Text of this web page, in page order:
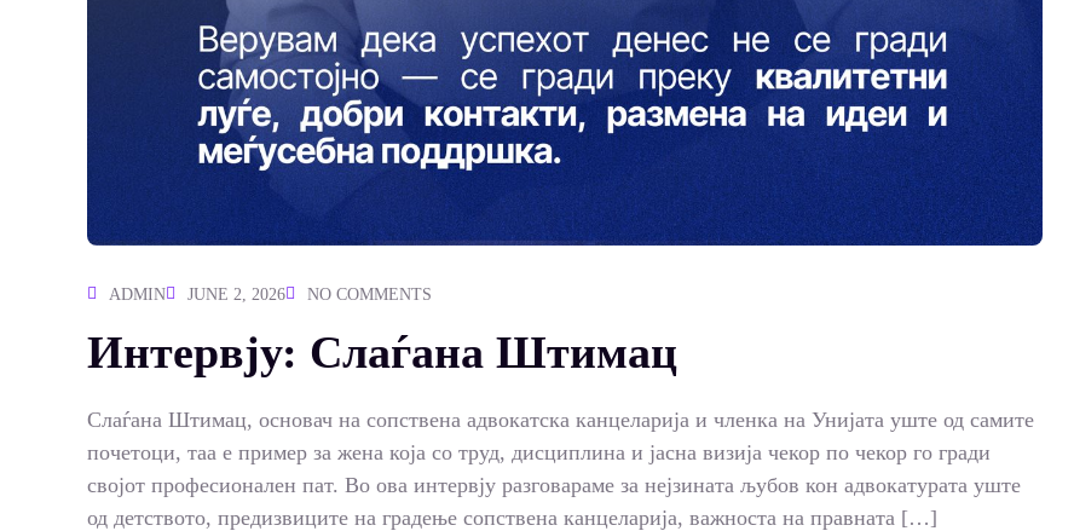
ADMIN JUNE 2, 2026 NO COMMENTS
Интервју: Слаѓана Штимац
Слаѓана Штимац, основач на сопствена адвокатска канцеларија и членка на Унијата уште од самите
почетоци, таа е пример за жена која со труд, дисциплина и јасна визија чекор по чекор го гради
својот професионален пат. Во ова интервју разговараме за нејзината љубов кон адвокатурата уште
од детството, предизвиците на градење сопствена канцеларија, важноста на правната […]